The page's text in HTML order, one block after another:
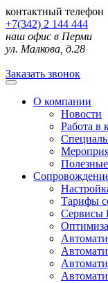
контактный телефон
+7(342) 2 144 444
наш офис в Перми
ул. Малкова, д.28
Заказать звонок
О компании
Новости
Работа в
Тарифы
Сервисы